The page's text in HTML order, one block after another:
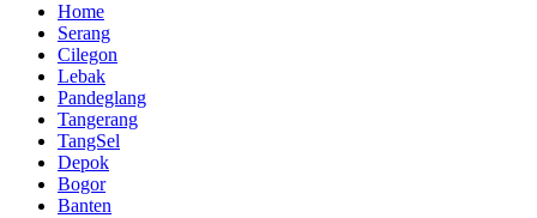
Home
Serang
Cilegon
Lebak
Pandeglang
Tangerang
TangSel
Depok
Bogor
Banten